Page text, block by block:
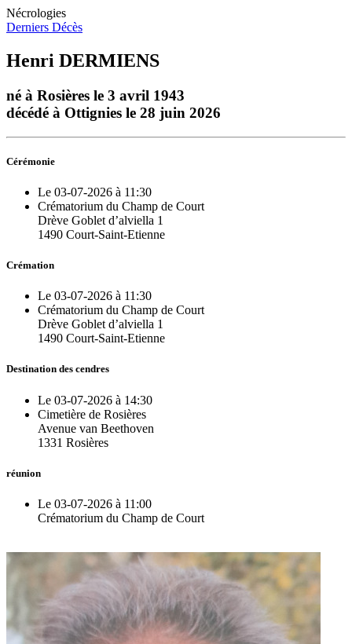
Nécrologies
Derniers Décès
Henri DERMIENS
né à Rosières le 3 avril 1943
décédé à Ottignies le 28 juin 2026
Cérémonie
Le 03-07-2026 à 11:30
Crématorium du Champ de Court
Drève Goblet d’alviella 1
1490 Court-Saint-Etienne
Crémation
Le 03-07-2026 à 11:30
Crématorium du Champ de Court
Drève Goblet d’alviella 1
1490 Court-Saint-Etienne
Destination des cendres
Le 03-07-2026 à 14:30
Cimetière de Rosières
Avenue van Beethoven
1331 Rosières
réunion
Le 03-07-2026 à 11:00
Crématorium du Champ de Court